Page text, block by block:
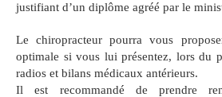
justifiant d’un diplôme agréé par le
Le chiropracteur pourra vous
optimale si vous lui présentez, lors du
radios et bilans médicaux antérieurs.
Il est recommandé de prendre